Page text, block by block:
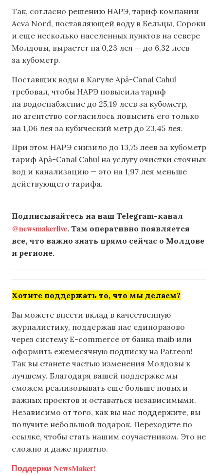
Так, согласно решению НАРЭ, тариф компании
Acva Nord, поставляющей воду в Бельцы, Сороки
и еще несколько населенных пунктов на севере
Молдовы, вырастет на 0,23 лея — до 6,32 леев
за кубометр.
Поставщик воды в Кагуле Apă-Canal Cahul
требовал, чтобы НАРЭ повысила тариф
на водоснабжение до 25,19 леев за кубометр,
но агентство согласилось повысить его только
на 1,06 лея за кубический метр до 23,45 лея.
При этом НАРЭ снизило до 13,75 леев за кубометр
тариф Apă-Canal Cahul на услугу очистки сточных
вод и канализацию — это на 1,97 лея меньше
действующего тарифа.
Подписывайтесь на наш Telegram-канал
@newsmakerlive. Там оперативно появляется
все, что важно знать прямо сейчас о Молдове
и регионе.
Хотите поддержать то, что мы делаем?
Вы можете внести вклад в качественную
журналистику, поддержав нас единоразово
через систему E-commerce от банка maib или
оформить ежемесячную подписку на Patreon!
Так вы станете частью изменения Молдовы к
лучшему. Благодаря вашей поддержке мы
сможем реализовывать еще больше новых и
важных проектов и оставаться независимыми.
Независимо от того, как вы нас поддержите, вы
получите небольшой подарок. Переходите по
ссылке, чтобы стать нашим соучастником. Это не
сложно и даже приятно.
Поддержи NewsMaker!